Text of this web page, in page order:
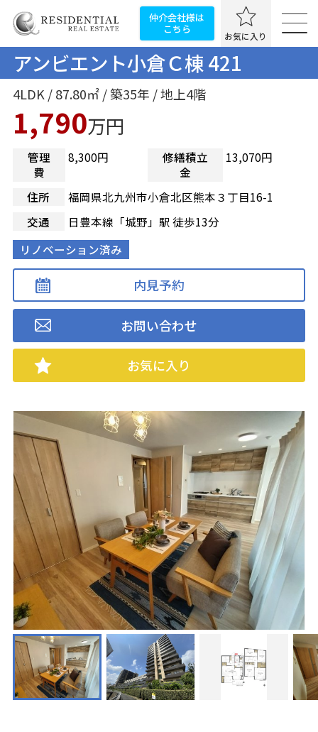
仲介会社様は
こちら
お気に入り
アンビエント小倉Ｃ棟 421
4LDK / 87.80㎡ / 築35年 / 地上4階
1,790万円
管理
費
8,300円
修繕積立
金
13,070円
住所
福岡県北九州市小倉北区熊本３丁目16-1
交通
日豊本線「城野」駅 徒歩13分
リノベーション済み
内見予約
お問い合わせ
お気に入り